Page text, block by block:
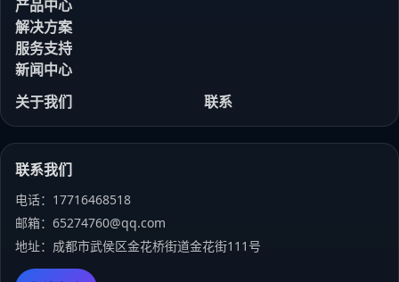
产品中心
解决方案
服务支持
新闻中心
关于我们
联系
联系我们
电话：17716468518
邮箱：65274760@qq.com
地址：成都市武侯区金花桥街道金花街111号